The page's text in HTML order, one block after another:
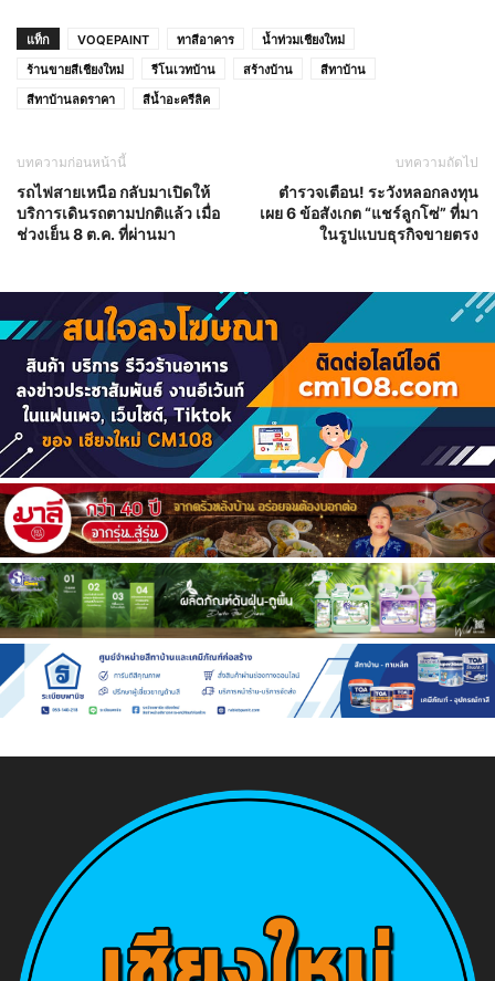
แท็ก VOQEPAINT ทาสีอาคาร
น้ำท่วมเชียงใหม่
ร้านขายสีเชียงใหม่
รีโนเวทบ้าน สร้างบ้าน
สีทาบ้าน
สีทาบ้านลดราคา
สีน้ำอะครีลิค
บทความก่อนหน้านี้
รถไฟสายเหนือ กลับมาเปิดให้
บริการเดินรถตามปกติแล้ว เมื่อ
ช่วงเย็น 8 ต.ค. ที่ผ่านมา
บทความถัดไป
ตำรวจเตือน! ระวังหลอกลงทุน
เผย 6 ข้อสังเกต “แชร์ลูกโซ่” ที่มา
ในรูปแบบธุรกิจขายตรง